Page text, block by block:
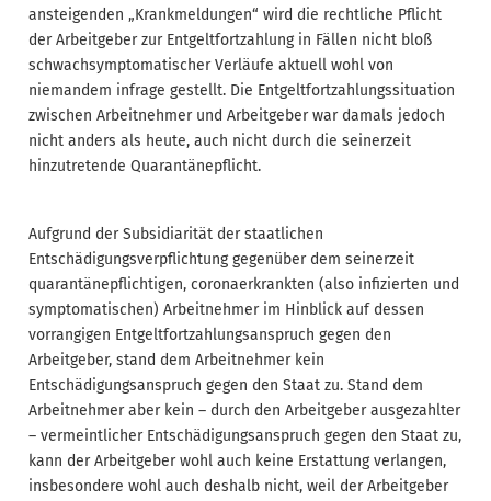
ansteigenden „Krankmeldungen“ wird die rechtliche Pflicht
der Arbeitgeber zur Entgeltfortzahlung in Fällen nicht bloß
schwachsymptomatischer Verläufe aktuell wohl von
niemandem infrage gestellt. Die Entgeltfortzahlungssituation
zwischen Arbeitnehmer und Arbeitgeber war damals jedoch
nicht anders als heute, auch nicht durch die seinerzeit
hinzutretende Quarantänepflicht.
Aufgrund der Subsidiarität der staatlichen
Entschädigungsverpflichtung gegenüber dem seinerzeit
quarantänepflichtigen, coronaerkrankten (also infizierten und
symptomatischen) Arbeitnehmer im Hinblick auf dessen
vorrangigen Entgeltfortzahlungsanspruch gegen den
Arbeitgeber, stand dem Arbeitnehmer kein
Entschädigungsanspruch gegen den Staat zu. Stand dem
Arbeitnehmer aber kein – durch den Arbeitgeber ausgezahlter
– vermeintlicher Entschädigungsanspruch gegen den Staat zu,
kann der Arbeitgeber wohl auch keine Erstattung verlangen,
insbesondere wohl auch deshalb nicht, weil der Arbeitgeber